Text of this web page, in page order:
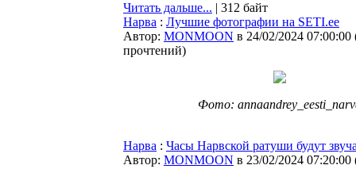
Читать дальше... | 312 байт
Нарва : Лучшие фотографии на SETI.ee
Автор: MONMOON в 24/02/2024 07:00:00
прочтений)
Фото:
Нарва : Часы Нарвской ратуши будут
Автор: MONMOON в 23/02/2024 07:20:00